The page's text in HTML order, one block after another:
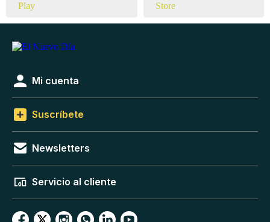
Mi cuenta
Suscríbete
Newsletters
Servicio al cliente